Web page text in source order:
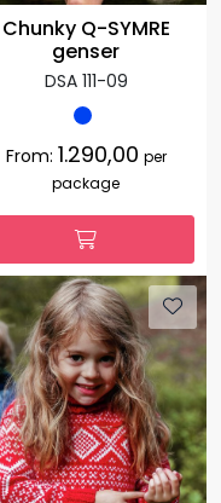
Chunky Q-SYMRE
genser
DSA 111-09
From: 1.290,00 per
package